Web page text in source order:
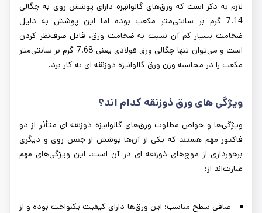
لازم به ذکر است که ورق‌های گالوانیزه دارای پوشش روی به چگالی
7.14 گرم بر سانتی‌متر مکعب بوده اما این پوشش به دلیل
ضخامت بسیار کم آن نسبت به ضخامت ورق، قابل صرف‌نظر کردن
است و می‌توان تنها چگالی ورق فولادی یعنی 7.68 گرم بر سانتی‌متر
مکعب را در محاسبه وزن ورق گالوانیزه ذوزنقه ای به کار برد.
ویژگی ‌های ورق ذوزنقه کدام اند؟
ویژگی‌ها و خواص مطلوب ورق‌های گالوانیزه ذوزنقه ای متأثر از دو
فاکتور مهم هستند که یکی از آن‌ها پوشش از جنس روی و دیگری
برخورداری از موج‌های ذوزنقه ای در آن است. این ویژگی‌های مهم
عبارت‌اند از:
صافی سطح مناسب: این ورق‌ها دارای کیفیت یکنواخت بوده و از